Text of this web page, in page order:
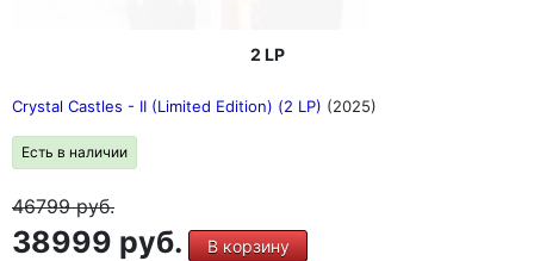
2 LP
Crystal Castles - II (Limited Edition) (2 LP) (2025)
Есть в наличии
46799руб.
38999 руб. В корзину